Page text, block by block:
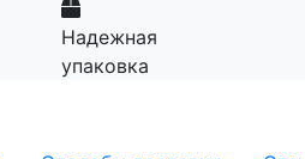
Надежная
упаковка